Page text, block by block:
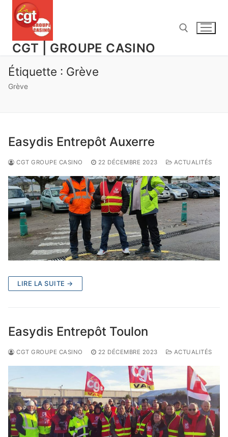
Aller
CGT | GROUPE CASINO
Rechercher :
Étiquette : Grève
Grève
Easydis Entrepôt Auxerre
CGT GROUPE CASINO 22 DÉCEMBRE 2023 ACTUALITÉS
LIRE LA SUITE →
Easydis Entrepôt Toulon
CGT GROUPE CASINO 22 DÉCEMBRE 2023 ACTUALITÉS